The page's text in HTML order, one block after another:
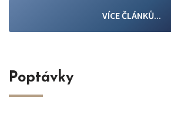
VÍCE ČLÁNKŮ...
Poptávky